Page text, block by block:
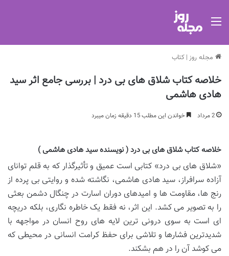
مجله روز | کتاب
خلاصه کتاب شلاق های بی درد | بررسی جامع اثر سید
هادی هاشمی
2 مرداد خواندن این مطلب 15 دقیقه زمان میبرد
خلاصه کتاب شلاق های بی درد ( نویسنده سید هادی هاشمی )
«شلاق های بی درد» کتابی است عمیق و تأثیرگذار که به قلم توانای
آزاده سرافراز، سید هادی هاشمی، نگاشته شده و روایتی بی پرده از
رنج ها، مقاومت ها و امیدهای دوران اسارت در چنگال دشمن بعثی
را به تصویر می کشد. این اثر، نه فقط یک خاطره نگاری، بلکه دریچه
ای است به سوی درونی ترین لایه های روح انسان در مواجهه با
شدیدترین فشارها و تلاشی برای حفظ کرامت انسانی در محیطی که
می کوشد آن را در هم بشکند.